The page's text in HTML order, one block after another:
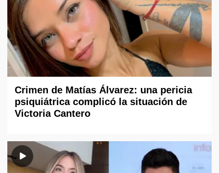
Crimen de Matías Álvarez: una pericia
psiquiátrica complicó la situación de
Victoria Cantero